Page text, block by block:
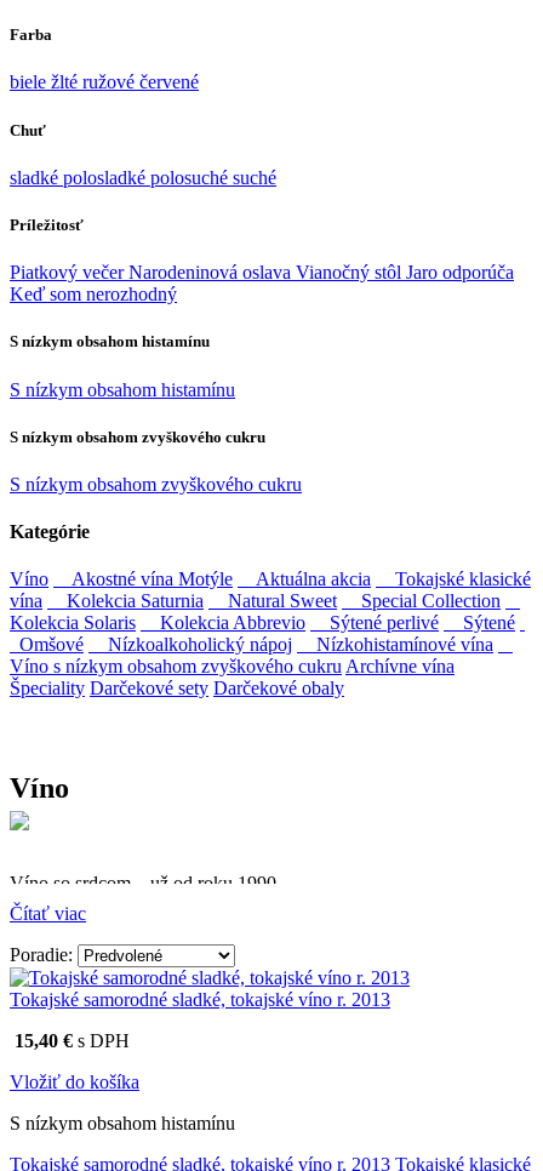
Farba
biele žlté ružové červené
Chuť
sladké polosladké polosuché suché
Príležitosť
Piatkový večerNarodeninová oslava Vianočný stôl Jaro odporúča
Keď som nerozhodný
S nízkym obsahom histamínu
S nízkym obsahom histamínu
S nízkym obsahom zvyškového cukru
S nízkym obsahom zvyškového cukru
Kategórie
Víno Akostné vína Motýle Aktuálna akcia
Tokajské klasické
vína
Kolekcia Saturnia Natural Sweet
Special Collection
Kolekcia Solaris
Kolekcia Abbrevio Sýtené perlivé
Sýtené
Omšové
Nízkoalkoholický nápoj
Nízkohistamínové vína
Víno s nízkym obsahom zvyškového cukru Archívne vína
Špeciality Darčekové sety Darčekové obaly
Víno
Víno so srdcom – už od roku 1990
Firma Ostrožovič je najstaršou privátnou firmou na
slovenskom Tokaji.
Vyrábame kvalitné odrodové a výberové vína. Ako prví sme
priniesli na slovenský trh sólo spracované vína z tokajských odrôd
Furmint, Lipovina a Muškát žltý reduktívnou technológiou. Hrozno
spracúvame najmodernejšími technológiami, vrátane riadenej
fermentácie.
Čítať viac
Poradie:
Tokajské samorodné sladké, tokajské víno r. 2013
15,40 € s DPH
Vložiť do košíka
S nízkym obsahom histamínu
Tokajské samorodné sladké, tokajské víno r. 2013 Tokajské klasické